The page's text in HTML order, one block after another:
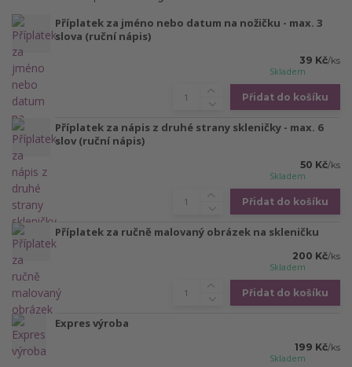
Příplatek za jméno nebo datum na nožičku - max. 3
slova (ruční nápis)
39 Kč/ks
Skladem
Přidat do košíku
Příplatek za nápis z druhé strany skleničky - max. 6
slov (ruční nápis)
50 Kč/ks
Skladem
Přidat do košíku
Příplatek za ručně malovaný obrázek na skleničku
200 Kč/ks
Skladem
Přidat do košíku
Expres výroba
199 Kč/ks
Skladem